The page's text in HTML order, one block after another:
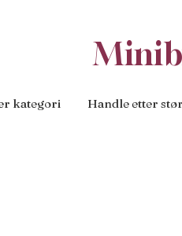
kategori Handle etter